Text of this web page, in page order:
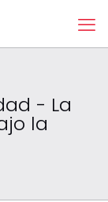
- La
la